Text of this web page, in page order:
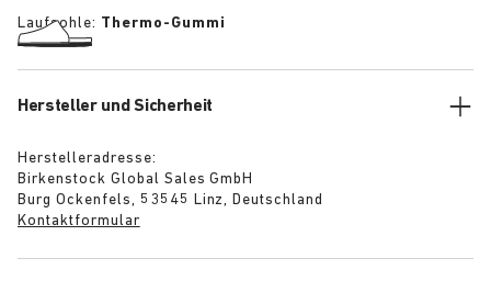
Laufsohle: Thermo-Gummi
Hersteller und Sicherheit
Herstelleradresse:
Birkenstock Global Sales GmbH
Burg Ockenfels, 53545 Linz, Deutschland
Kontaktformular